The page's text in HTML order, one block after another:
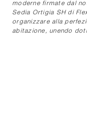
moderne firmate dal
Sedia Ortigia SH di
organizzare alla
abitazione, unendo